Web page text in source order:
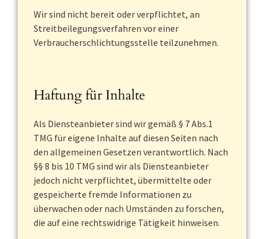
Wir sind nicht bereit oder verpflichtet, an
Streitbeilegungsverfahren vor einer
Verbraucherschlichtungsstelle teilzunehmen.
Haftung für Inhalte
Als Diensteanbieter sind wir gemäß § 7 Abs.1
TMG für eigene Inhalte auf diesen Seiten nach
den allgemeinen Gesetzen verantwortlich. Nach
§§ 8 bis 10 TMG sind wir als Diensteanbieter
jedoch nicht verpflichtet, übermittelte oder
gespeicherte fremde Informationen zu
überwachen oder nach Umständen zu forschen,
die auf eine rechtswidrige Tätigkeit hinweisen.